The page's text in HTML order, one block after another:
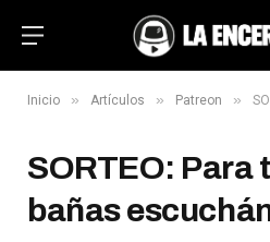
Inicio » Artículos » Patreon »
SORTEO: Para
bañas